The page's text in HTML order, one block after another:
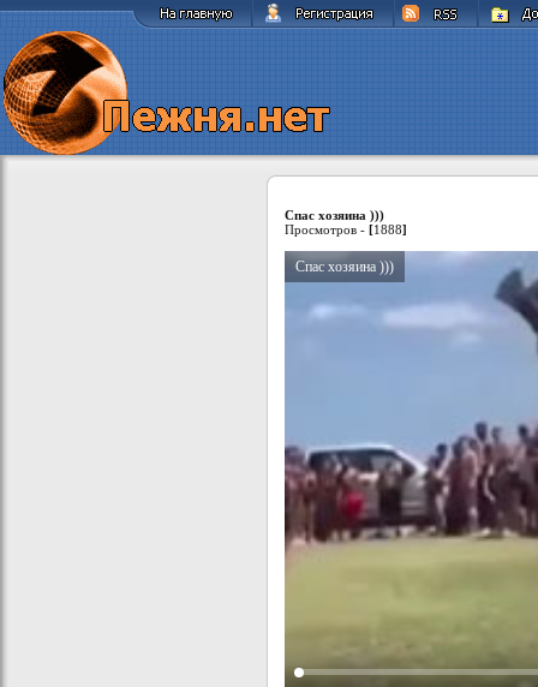
Спас хозяина )))
Просмотров - [1888]
Спас хозяина )))